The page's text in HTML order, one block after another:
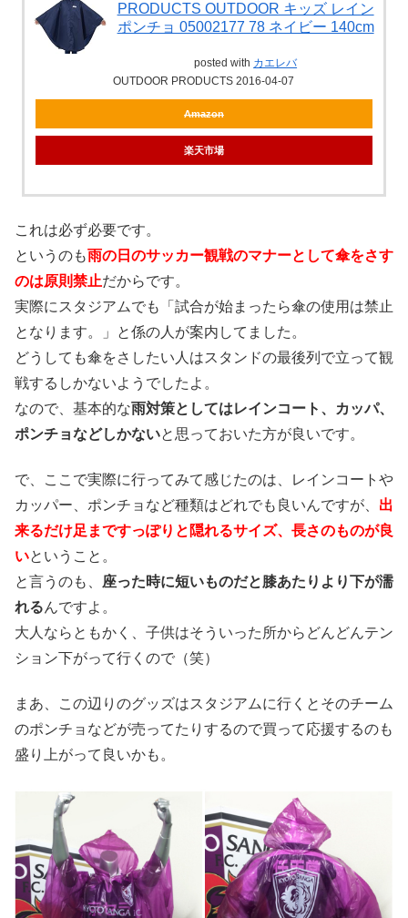
PRODUCTS OUTDOOR キッズ レイン
ポンチョ 05002177 78 ネイビー 140cm
posted with カエレバ
OUTDOOR PRODUCTS 2016-04-07
Amazon
楽天市場
これは必ず必要です。
というのも雨の日のサッカー観戦のマナーとして傘をさす
のは原則禁止だからです。
実際にスタジアムでも「試合が始まったら傘の使用は禁止
となります。」と係の人が案内してました。
どうしても傘をさしたい人はスタンドの最後列で立って観
戦するしかないようでしたよ。
なので、基本的な雨対策としてはレインコート、カッパ、
ポンチョなどしかないと思っておいた方が良いです。
で、ここで実際に行ってみて感じたのは、レインコートや
カッパー、ポンチョなど種類はどれでも良いんですが、 出
来るだけ足まですっぽりと隠れるサイズ、長さのものが良
いということ。
と言うのも、 座った時に短いものだと膝あたりより下が濡
れるんですよ。
大人ならともかく、子供はそういった所からどんどんテン
ション下がって行くので（笑）
まあ、この辺りのグッズはスタジアムに行くとそのチーム
のポンチョなどが売ってたりするので買って応援するのも
盛り上がって良いかも。